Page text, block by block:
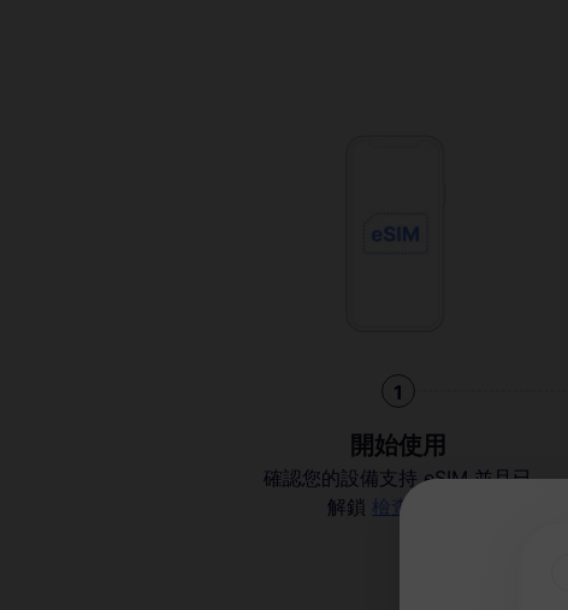
1
開始使用
確認您的設備支持 eSIM 並且已
解鎖 檢查兼容性